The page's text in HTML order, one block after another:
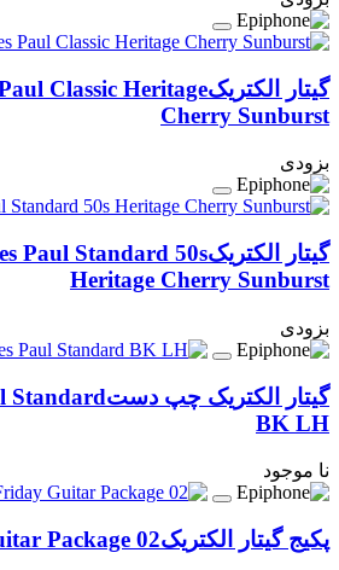
گیتار الکتریکClassic Heritage
Cherry Sunburst
بزودی
گیتار الکتریکPaul Standard 50s
Heritage Cherry Sunburst
بزودی
گیتار الکتریک چپ دستStandard
BK LH
نا موجود
پکیج گیتار الکتریکPackage 02